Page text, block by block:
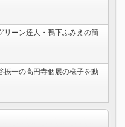
ーン達人・鴨下ふみえの簡
振一の高円寺個展の様子を動